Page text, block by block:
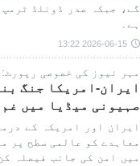
گے، جبکہ صدر ڈونلڈ
ہے۔
2026-06-15 13:22
مہر نیوز کی خصوصی رپورٹ:
ایران-امریکا جنگ
صہیونی میڈیا میں غم
ایران اور امریکہ کے
معاہدے کو عالمی سطح پر
میں امن کی جانب فیصلہ